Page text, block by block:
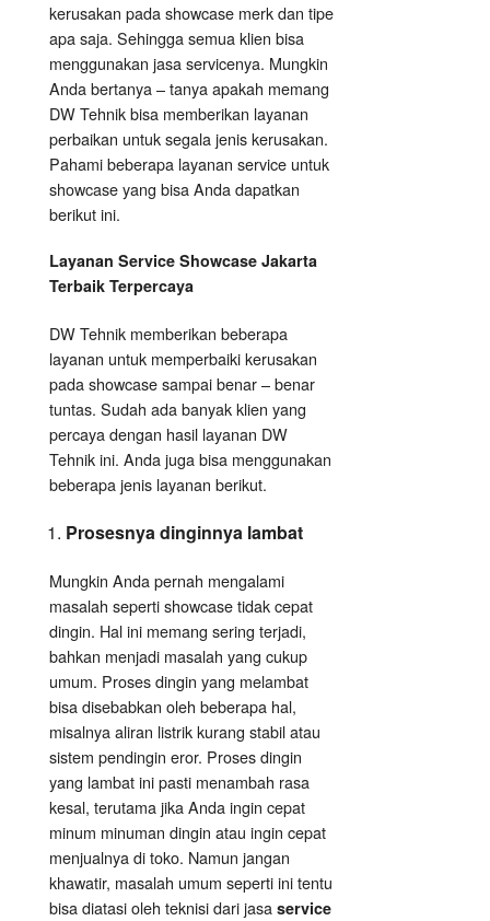
kerusakan pada showcase merk dan tipe
apa saja. Sehingga semua klien bisa
menggunakan jasa servicenya. Mungkin
Anda bertanya – tanya apakah memang
DW Tehnik bisa memberikan layanan
perbaikan untuk segala jenis kerusakan.
Pahami beberapa layanan service untuk
showcase yang bisa Anda dapatkan
berikut ini.
Layanan Service Showcase Jakarta
Terbaik Terpercaya
DW Tehnik memberikan beberapa
layanan untuk memperbaiki kerusakan
pada showcase sampai benar – benar
tuntas. Sudah ada banyak klien yang
percaya dengan hasil layanan DW
Tehnik ini. Anda juga bisa menggunakan
beberapa jenis layanan berikut.
Prosesnya dinginnya lambat
Mungkin Anda pernah mengalami
masalah seperti showcase tidak cepat
dingin. Hal ini memang sering terjadi,
bahkan menjadi masalah yang cukup
umum. Proses dingin yang melambat
bisa disebabkan oleh beberapa hal,
misalnya aliran listrik kurang stabil atau
sistem pendingin eror. Proses dingin
yang lambat ini pasti menambah rasa
kesal, terutama jika Anda ingin cepat
minum minuman dingin atau ingin cepat
menjualnya di toko. Namun jangan
khawatir, masalah umum seperti ini tentu
bisa diatasi oleh teknisi dari jasa service